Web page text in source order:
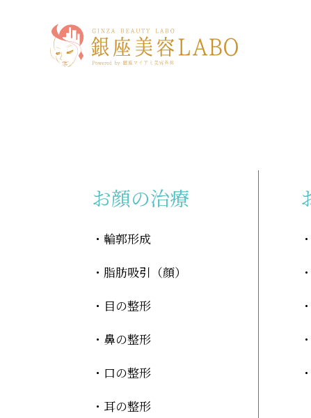
お顔の治療
輪郭形成
脂肪吸引（顔）
目の整形
鼻の整形
口の整形
耳の整形